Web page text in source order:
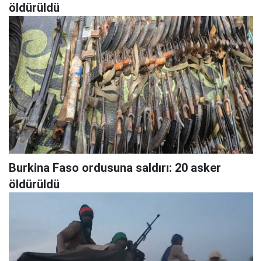
öldürüldü
Burkina Faso ordusuna saldırı: 20 asker
öldürüldü